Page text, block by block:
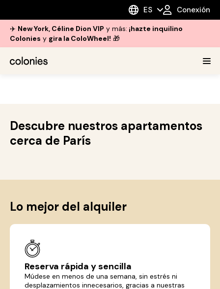
ES Conexión
✈️ New York, Céline Dion VIP y más: ¡hazte inquilino
Colonies y gira la ColoWheel! 🎁
Descubre nuestros apartamentos
cerca de París
Lo mejor del alquiler
Reserva rápida y sencilla
Múdese en menos de una semana, sin estrés ni
desplazamientos innecesarios, gracias a nuestras